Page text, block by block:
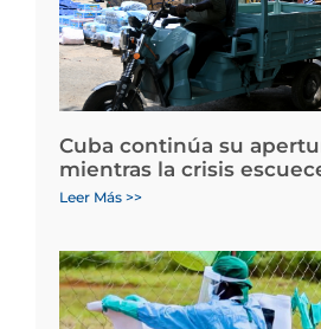
Cuba continúa su
mientras la crisis
Leer Más >>